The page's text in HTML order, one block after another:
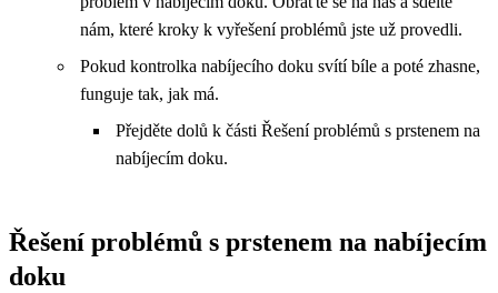
nám, které kroky k vyřešení problémů jste už provedli.
Pokud kontrolka nabíjecího doku svítí bíle a poté zhasne,
funguje tak, jak má.
Přejděte dolů k části Řešení problémů s prstenem na
nabíjecím doku.
Řešení problémů s prstenem na nabíjecím
doku